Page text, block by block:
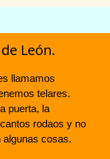
León.
llamamos
telares.
puerta, la
rodaos y no
algunas cosas.